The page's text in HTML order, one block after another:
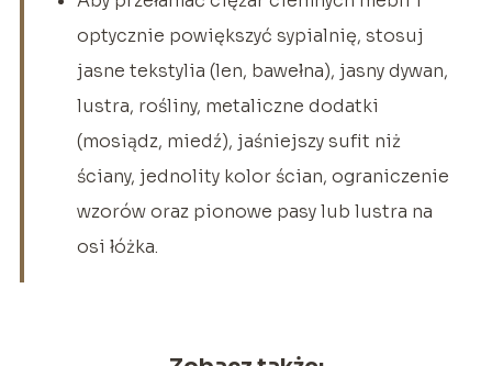
optycznie powiększyć sypialnię, stosuj
jasne tekstylia (len, bawełna), jasny dywan,
lustra, rośliny, metaliczne dodatki
(mosiądz, miedź), jaśniejszy sufit niż
ściany, jednolity kolor ścian, ograniczenie
wzorów oraz pionowe pasy lub lustra na
osi łóżka.